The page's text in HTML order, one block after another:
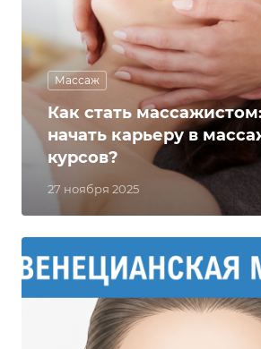
Массаж
27 ноября 2025
Как стать
начать карьеру в
курсов?